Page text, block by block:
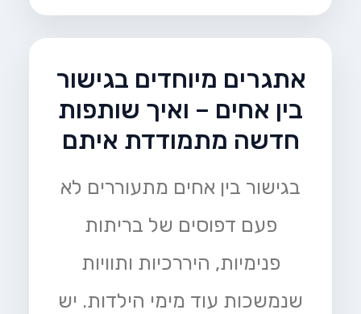
אתגרים מיוחדים בגישור
בין אחים – ואיך שותפות
חדשה מתמודדת איתם
בגישור בין אחים מתעוררים לא
פעם דפוסים של בריתות
פנימיות, היררכיות ותוויות
שנמשכות עוד מימי הילדות. יש